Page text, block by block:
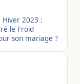
2023 :
le Froid
son mariage ?